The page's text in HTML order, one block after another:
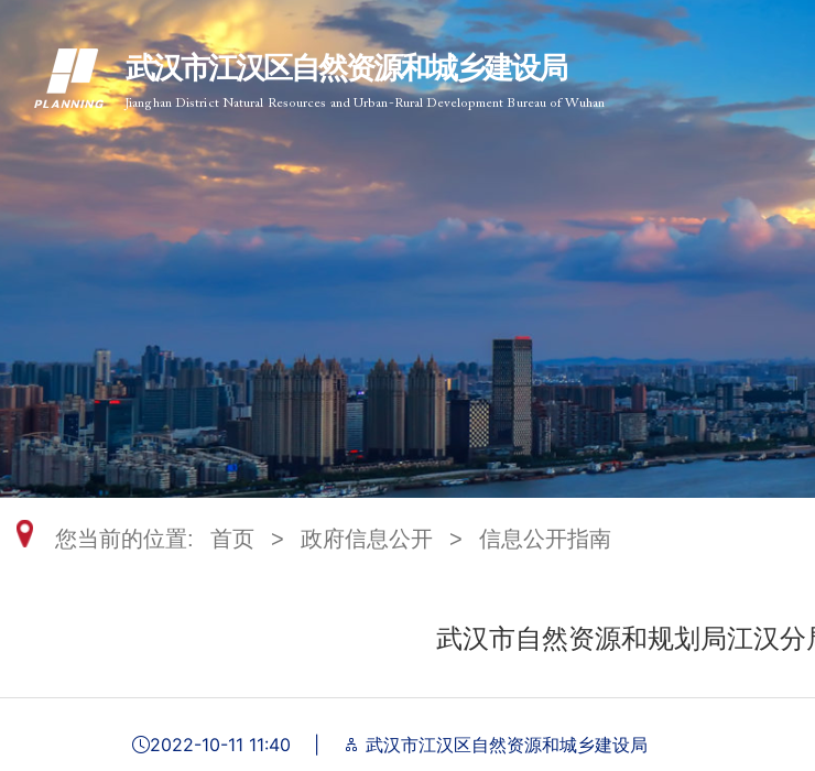
武汉市江汉区自然资源和城乡建设局
Jianghan District Natural Resources and Urban-Rural Development Bureau of Wuhan
您当前的位置: 首页 > 政府信息公开 > 信息公开指南
武汉市自然资源和规划局江汉
2022-10-11 11:40 武汉市江汉区自然资源和城乡建设局